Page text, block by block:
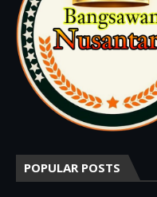
POPULAR POSTS